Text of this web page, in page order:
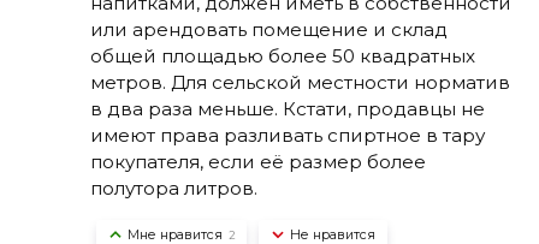
или арендовать помещение и склад
общей площадью более 50 квадратных
метров. Для сельской местности норматив
в два раза меньше. Кстати, продавцы не
имеют права разливать спиртное в тару
покупателя, если её размер более
полутора литров.
Мне нравится 2 Не нравится